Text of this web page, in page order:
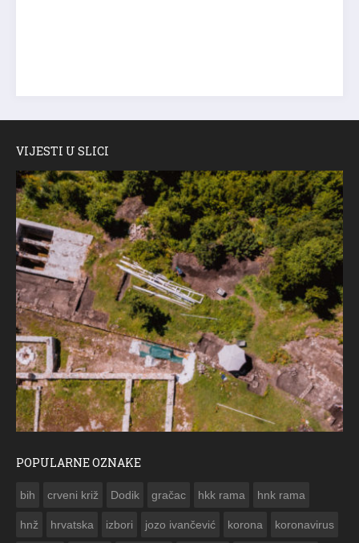
VIJESTI U SLICI
POPULARNE OZNAKE
bih crveni križ Dodik gračac hkk rama hnk rama
hnž hrvatska izbori jozo ivančević korona koronavirus